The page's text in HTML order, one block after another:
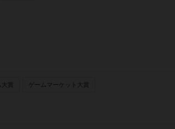
賞 ゲームマーケット大賞